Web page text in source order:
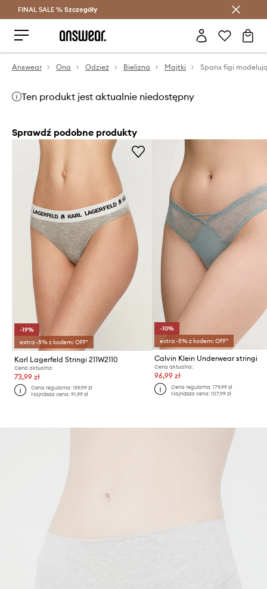
Oszczędzaj z Answear Club >
FINAL SALE % Szczegóły
Answear Ona Odzież Bielizna Majtki
Ten produkt jest aktualnie niedostępny
Sprawdź podobne produkty
-19%
extra -5% z kodem: OFF*
Karl Lagerfeld Stringi 211W2110
Cena aktualna:
73,99 zł
Cena regularna:159,99 zł
Najniższa cena:91,99 zł
-10%
extra -5% z kodem: OFF*
Calvin Klein Underwear stringi
Cena aktualna:
96,99 zł
Cena regularna: 179,99 zł
Najniższa cena: 107,99 zł